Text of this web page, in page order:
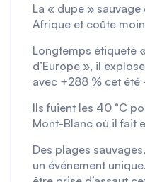
La « dupe » sauvage
Afrique et coûte
Longtemps étiqueté
d’Europe », il
avec +288 % cet
Ils fuient les 40 °C
Mont-Blanc où il fait
Des plages
un événement